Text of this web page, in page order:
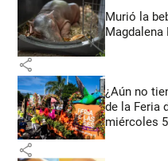
Murió la
Magdalena
share
¿Aún no
de la Feria
miércoles
share